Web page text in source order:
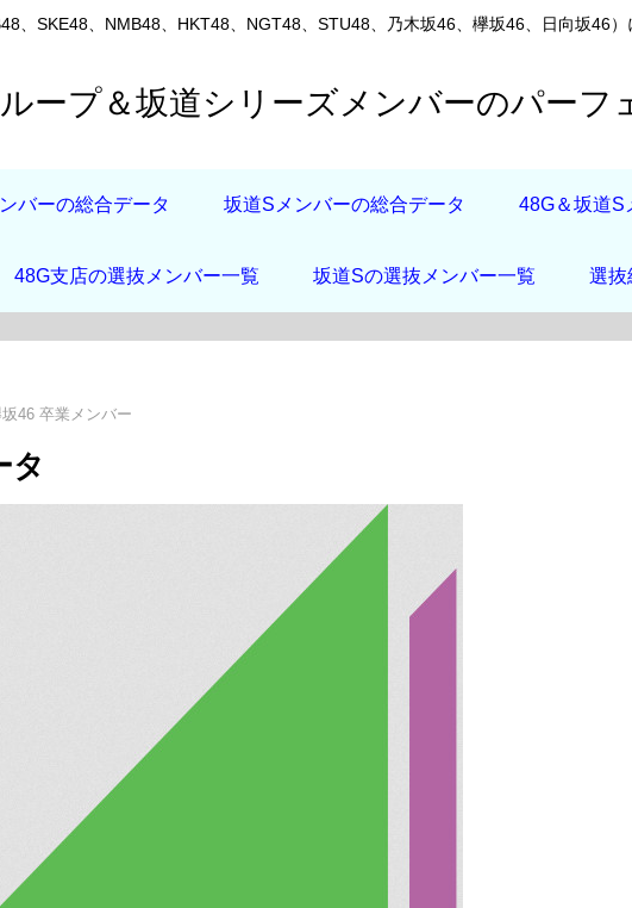
、SKE48、NMB48、HKT48、NGT48、STU48、乃木坂46、欅坂46、日向坂46
ープ＆坂道シリーズメンバーのパーフ
バーの総合データ 坂道Sメンバーの総合データ 48G＆坂道S
48G支店の選抜メンバー一覧 坂道Sの選抜メンバー一覧 選抜
46 卒業メンバー
タ